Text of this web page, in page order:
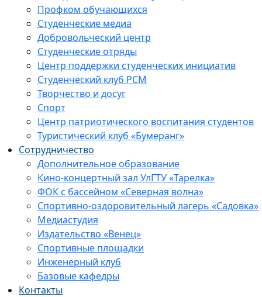
Профком обучающихся
Студенческие медиа
Добровольческий центр
Студенческие отряды
Центр поддержки студенческих инициатив
Студенческий клуб РСМ
Творчество и досуг
Спорт
Центр патриотического воспитания студентов
Туристический клуб «Бумеранг»
Сотрудничество
Дополнительное образование
Кино-концертный зал УлГТУ «Тарелка»
ФОК с бассейном «Северная волна»
Спортивно-оздоровительный лагерь «Садовка»
Медиастудия
Издательство «Венец»
Спортивные площадки
Инженерный клуб
Базовые кафедры
Контакты